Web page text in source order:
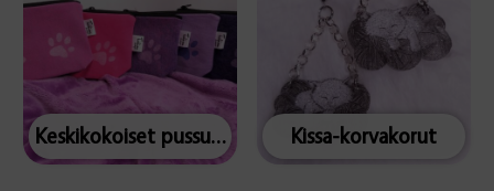
Keskikokoiset pussukat Kissa-korvakorut